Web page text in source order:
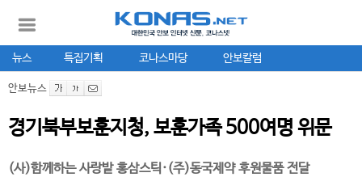
뉴스 특집기획 코나스마당 안보칼럼
안보뉴스
경기북부보훈지청, 보훈가족 500여명 위문
(사)함께하는 사랑밭 홍삼스틱·(주)동국제약 후원물품 전달